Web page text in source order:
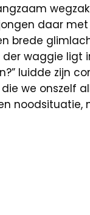
daar
brede
der waggie ligt
luidde zijn
we onszelf
noodsituatie,